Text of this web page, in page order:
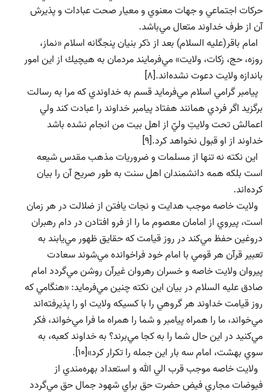
حركات اجتماعي و جهات معنوي و معيار صحت عبادات و پذيرش
آن از طرف خداوند متعال مي‌باشد.
امام باقر(علیه السلام) بعد از ذكر بنيان پنجگانه اسلام «نماز،
روزه، حج، زكات، ولايت» مي‌فرمايند مردمان به هيچيك از اين امور
باندازه ولايت دعوت نشده‌اند.[8]
پيامبر گرامي اسلام مي‌فرمايد قسم به خداوندي كه مرا به رسالت
برگزيد اگر فردي همانند هفتاد پيامبر خداوند را عبادت كند ولي
اعمالش تحت ولايتِ وليّ از اهل بيت من انجام نشده باشد
خداوند از او قبول نخواهد كرد.[9]
اين نكته نه تنها از مسلمات و ضروريات مذهب مقدس شيعه
است بلكه همه دانشمندان اهل سنت به طور صريح آن را بيان
كرده‌اند.
ولايت خاصه موجب هدايت و نجات يافتن از ضلالت در هر زمان
است، پيروي از امامان معصوم ما را از فرو افتادن در دام رهبران
دروغين حفظ مي‌كند در روز قيامت كه حقايق ظهور مي‌يابند به
تعبير قرآن هر قومي با امام خود فراخوانده مي‌شوند سعادت
پيروان ولايت خاصه و خسران رهروان غيرآن روشن مي‌گردد امام
صادق علیه السلام در بيان اين نكته چنين مي‌فرمايد: «هنگامي كه
روز قيامت خداوند هر گروهي را با كسيكه ولايت او را پذيرفته‌اند
مي‌خواند، ما را همراه پيامبر و شما را همراه ما فرا مي‌خواند، فكر
مي‌كنيد در اين حال شما را به كجا مي‌برند؟ به خداوند كعبه، به
سوي بهشت، امام سه بار اين جمله را تكرار كرد»[10].
ولايت خاصه موجب قرب الي الله و استعداد بهره‌مندي از
فيوضات مجاري فيض حضرت حق براي شهود جمال حق مي‌گردد